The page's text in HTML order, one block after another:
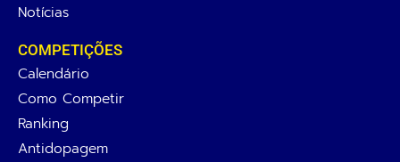
Notícias
COMPETIÇÕES
Calendário
Como Competir
Ranking
Antidopagem